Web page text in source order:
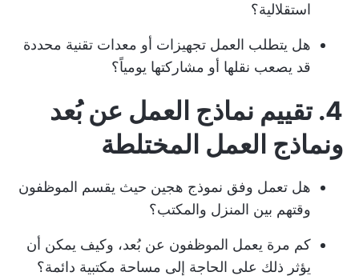
استقلالية؟
هل يتطلب العمل تجهيزات أو معدات تقنية محددة
قد يصعب نقلها أو مشاركتها يومياً؟
4. تقييم نماذج العمل عن بُعد
ونماذج العمل المختلطة
هل تعمل وفق نموذج هجين حيث يقسم الموظفون
وقتهم بين المنزل والمكتب؟
كم مرة يعمل الموظفون عن بُعد، وكيف يمكن أن
يؤثر ذلك على الحاجة إلى مساحة مكتبية دائمة؟